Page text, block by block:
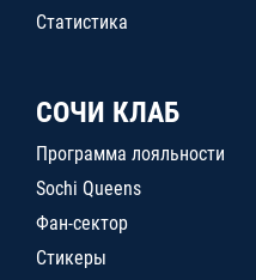
Статистика
СОЧИ КЛАБ
Программа лояльности
Sochi Queens
Фан-сектор
Стикеры